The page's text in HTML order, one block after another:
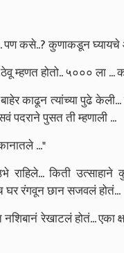
पण कसे..? कुणाकडून
म्हणत होतो.. ५००० ला ...
काढून त्यांच्या पुढे
पदराने पुसत ती म्हणाली ...
..."
किती
रंगवून छान सजवलं होतं...
रेखाटलं होतं... एका